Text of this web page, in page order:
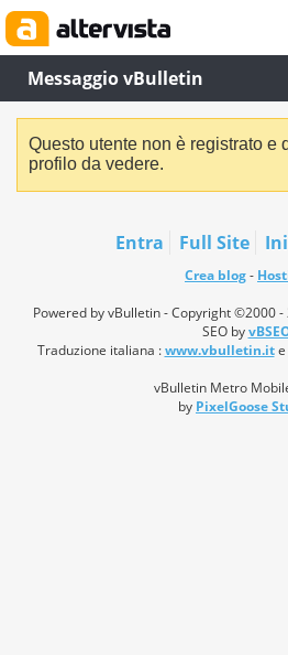
Messaggio vBulletin
Questo utente non è registrato e
profilo da vedere.
Entra Full Site
Crea blog-
Powered by vBulletin - Copyright ©2000 -
SEO by
Traduzione italiana :www.vbulletin.ite
vBulletin Metro
by PixelGoose